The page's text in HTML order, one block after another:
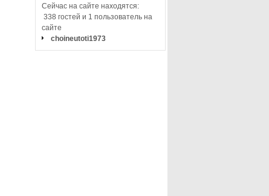
Сейчас на сайте находятся:
338 гостей и 1 пользователь на
сайте
choineutoti1973